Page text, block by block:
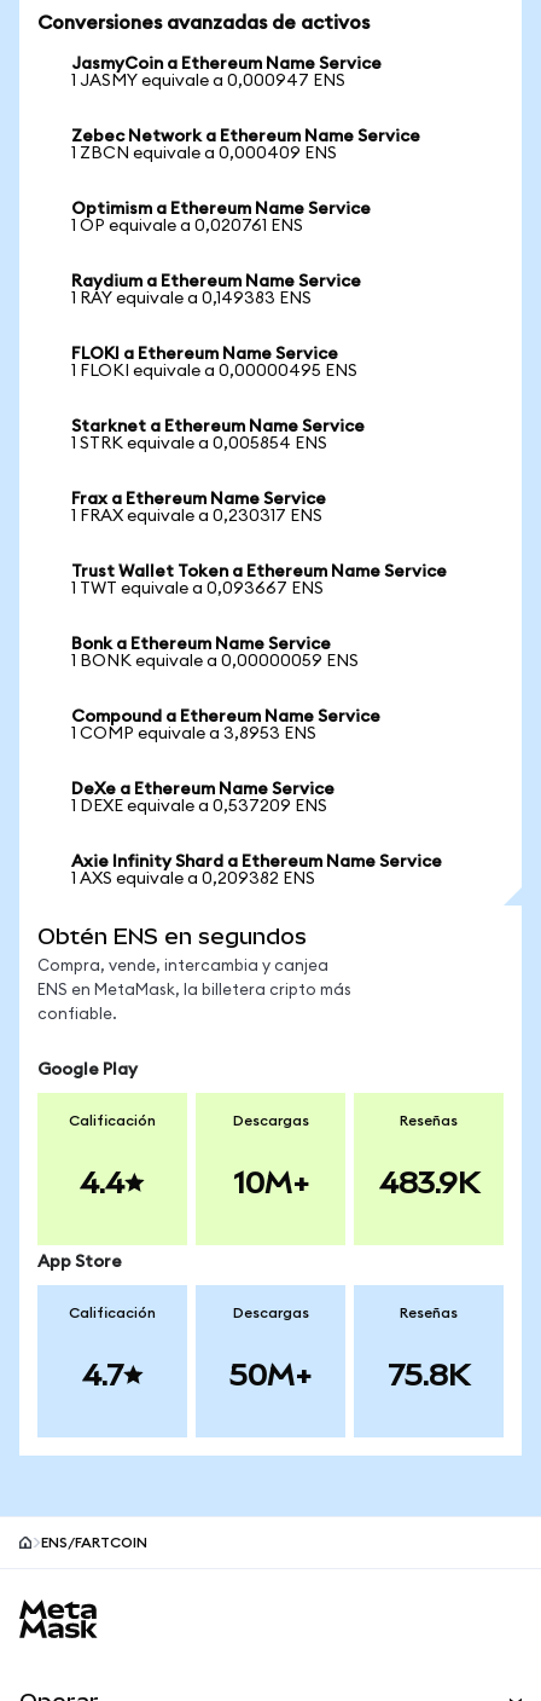
Conversiones avanzadas de activos
JasmyCoin a Ethereum Name Service
1 JASMY equivale a 0,000947 ENS
Zebec Network a Ethereum Name Service
1 ZBCN equivale a 0,000409 ENS
Optimism a Ethereum Name Service
1 OP equivale a 0,020761 ENS
Raydium a Ethereum Name Service
1 RAY equivale a 0,149383 ENS
FLOKI a Ethereum Name Service
1 FLOKI equivale a 0,00000495 ENS
Starknet a Ethereum Name Service
1 STRK equivale a 0,005854 ENS
Frax a Ethereum Name Service
1 FRAX equivale a 0,230317 ENS
Trust Wallet Token a Ethereum Name Service
1 TWT equivale a 0,093667 ENS
Bonk a Ethereum Name Service
1 BONK equivale a 0,00000059 ENS
Compound a Ethereum Name Service
1 COMP equivale a 3,8953 ENS
DeXe a Ethereum Name Service
1 DEXE equivale a 0,537209 ENS
Axie Infinity Shard a Ethereum Name Service
1 AXS equivale a 0,209382 ENS
Obtén ENS en segundos
Compra, vende, intercambia y canjea
ENS en MetaMask, la billetera cripto más
confiable.
Google Play
Calificación
4.4
Descargas
10M+
Reseñas
483.9K
App Store
Calificación
4.7
Descargas
50M+
Reseñas
75.8K
ENS/FARTCOIN